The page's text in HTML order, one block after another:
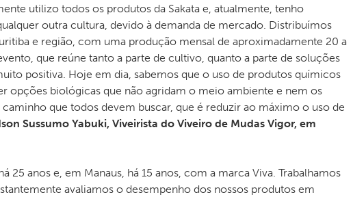
utilizo todos os produtos da Sakata e, atualmente, tenho
outra cultura, devido à demanda de mercado. Distribuímos
e região, com uma produção mensal de aproximadamente 20 a
que reúne tanto a parte de cultivo, quanto a parte de soluções
positiva. Hoje em dia, sabemos que o uso de produtos químicos
opções biológicas que não agridam o meio ambiente e nem os
que todos devem buscar, que é reduzir ao máximo o uso de
Sussumo Yabuki, Viveirista do Viveiro de Mudas Vigor, em
25 anos e, em Manaus, há 15 anos, com a marca Viva. Trabalhamos
avaliamos o desempenho dos nossos produtos em